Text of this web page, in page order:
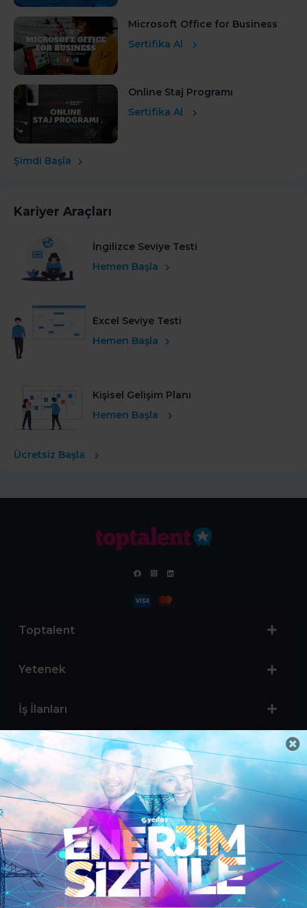
Microsoft Office for Business
Sertifika Al
Online Staj Programı
Sertifika Al
Şimdi Başla
Kariyer Araçları
İngilizce Seviye Testi
Hemen Başla
Excel Seviye Testi
Hemen Başla
Kişisel Gelişim Planı
Hemen Başla
Ücretsiz Başla
Toptalent
Yetenek
İş İlanları
Sertifika Programları
Yetenek Testleri
İşveren